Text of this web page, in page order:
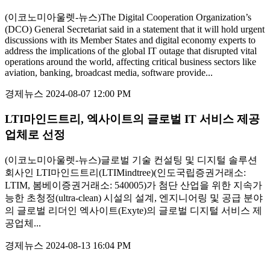
(이코노미아울렛-뉴스)The Digital Cooperation Organization’s
(DCO) General Secretariat said in a statement that it will hold urgent
discussions with its Member States and digital economy experts to
address the implications of the global IT outage that disrupted vital
operations around the world, affecting critical business sectors like
aviation, banking, broadcast media, software provide...
경제뉴스 2024-08-07 12:00 PM
LTI마인드트리, 엑사이트의 글로벌 IT 서비스 제공
업체로 선정
(이코노미아울렛-뉴스)글로벌 기술 컨설팅 및 디지털 솔루션
회사인 LTI마인드트리(LTIMindtree)(인도국립증권거래소:
LTIM, 봄베이증권거래소: 540005)가 첨단 산업을 위한 지속가
능한 초청정(ultra-clean) 시설의 설계, 엔지니어링 및 공급 분야
의 글로벌 리더인 엑사이트(Exyte)의 글로벌 디지털 서비스 제
공업체...
경제뉴스 2024-08-13 16:04 PM